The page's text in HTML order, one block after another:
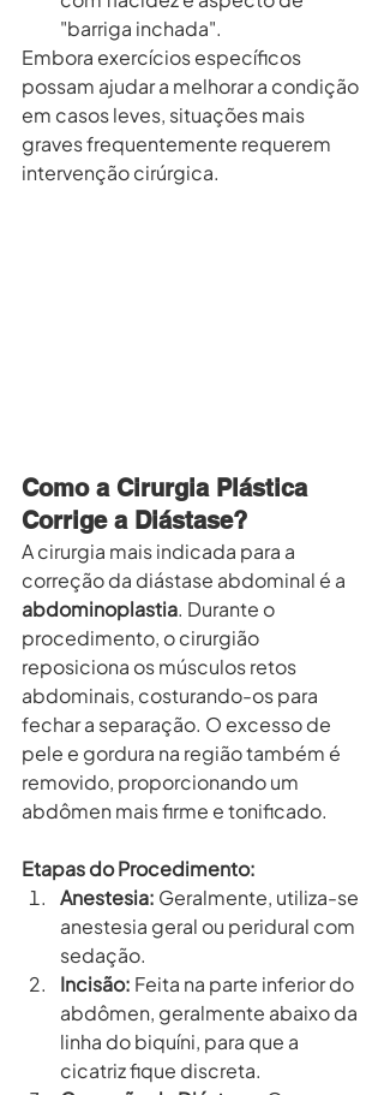
"barriga inchada".
Embora exercícios específicos
possam ajudar a melhorar a condição
em casos leves, situações mais
graves frequentemente requerem
intervenção cirúrgica.
Como a Cirurgia Plástica
Corrige a Diástase?
A cirurgia mais indicada para a
correção da diástase abdominal é a
abdominoplastia. Durante o
procedimento, o cirurgião
reposiciona os músculos retos
abdominais, costurando-os para
fechar a separação. O excesso de
pele e gordura na região também é
removido, proporcionando um
abdômen mais firme e tonificado.
Etapas do Procedimento:
Anestesia: Geralmente, utiliza-se
anestesia geral ou peridural com
sedação.
Incisão: Feita na parte inferior do
abdômen, geralmente abaixo da
linha do biquíni, para que a
cicatriz fique discreta.